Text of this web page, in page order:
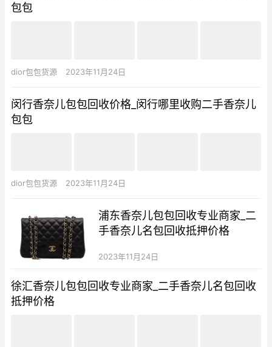
包包
dior包包货源 2023年11月24日
闵行香奈儿包包回收价格_闵行哪里收购二手香奈儿
包包
dior包包货源 2023年11月24日
浦东香奈儿包包回收专业商家_二
手香奈儿名包回收抵押价格
2023年11月24日
徐汇香奈儿包包回收专业商家_二手香奈儿名包回收
抵押价格